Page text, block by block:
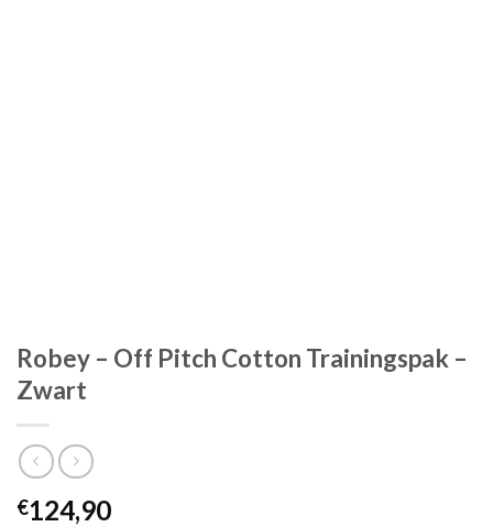
Robey – Off Pitch Cotton Trainingspak –
Zwart
€124,90